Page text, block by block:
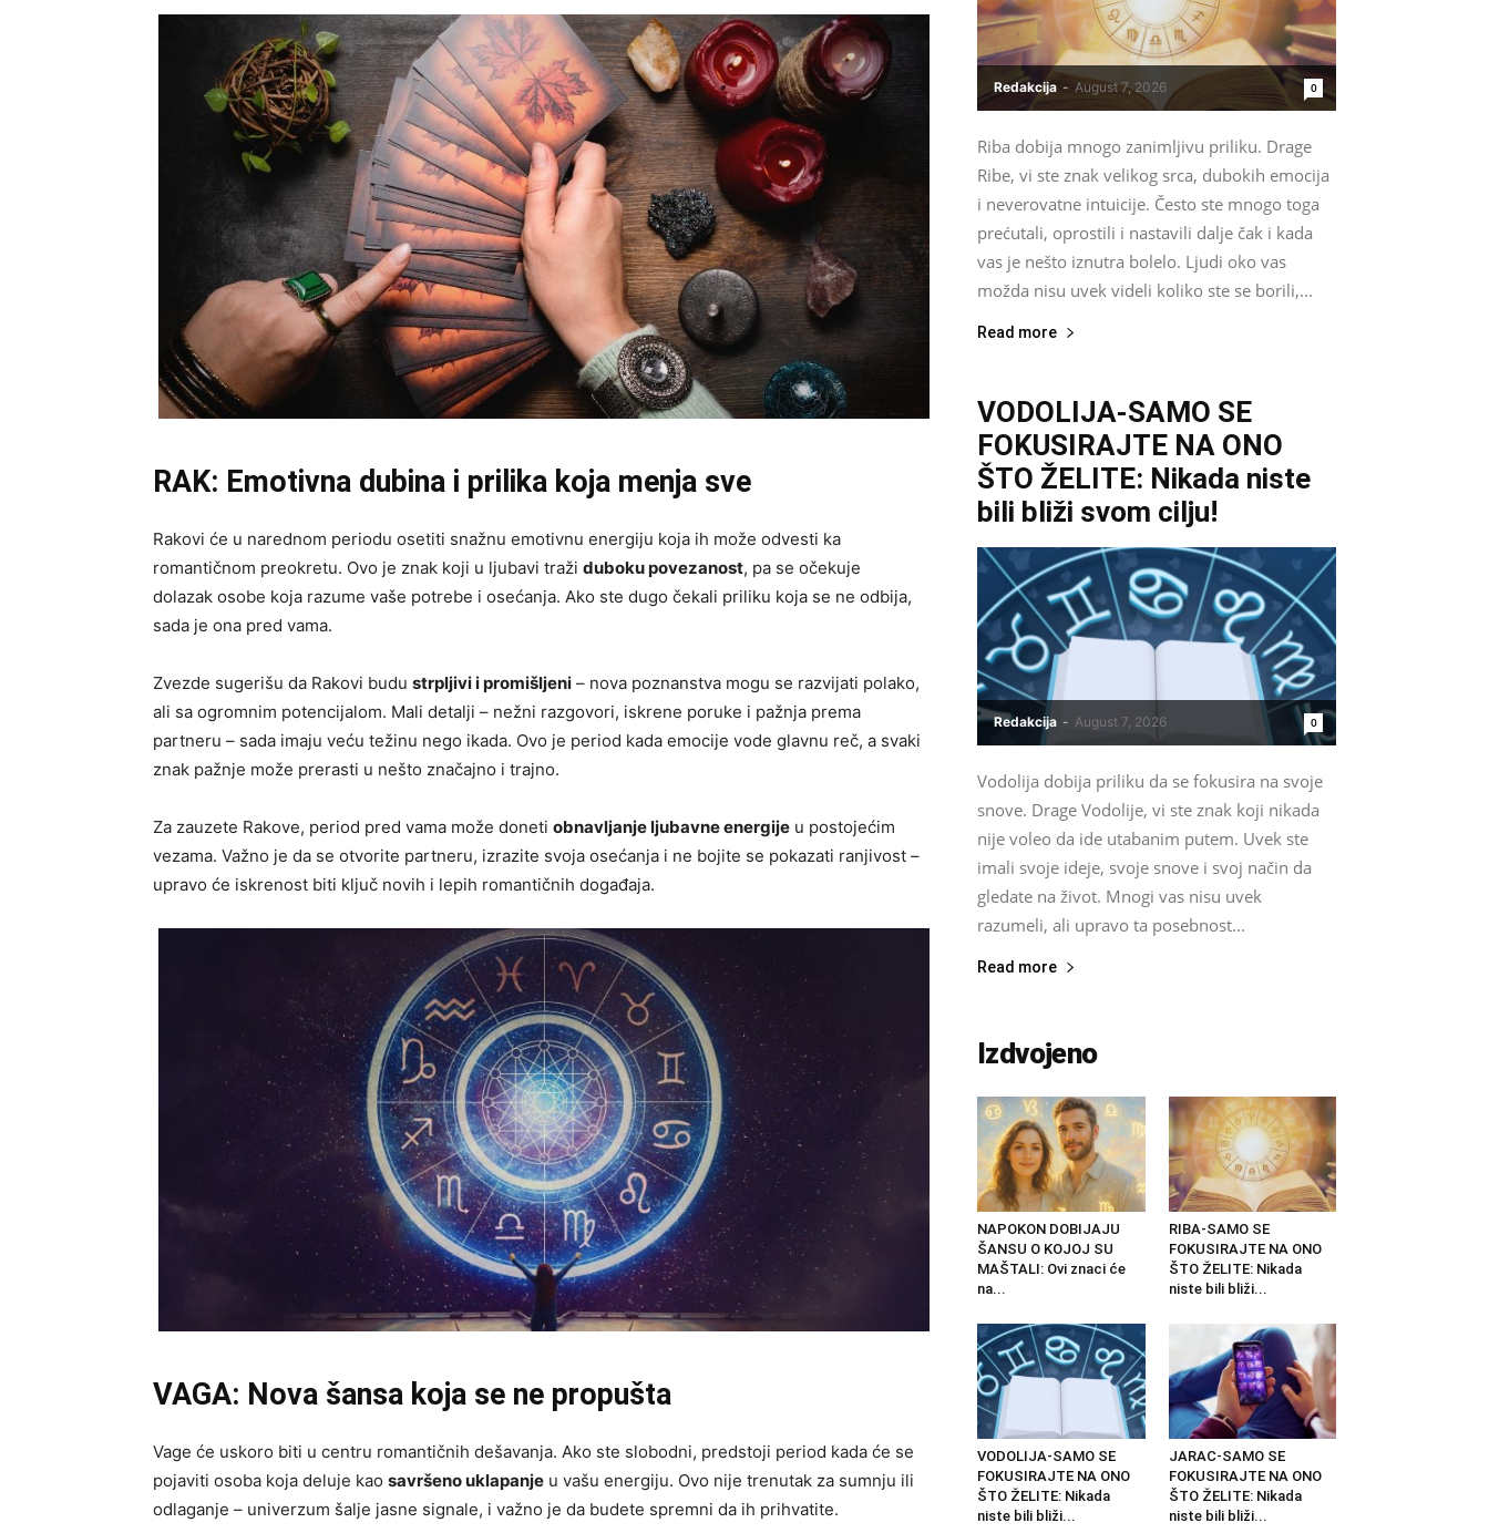
RAK: Emotivna dubina i prilika koja menja sve
Rakovi će u narednom periodu osetiti snažnu emotivnu energiju koja ih može odvesti ka
romantičnom preokretu. Ovo je znak koji u ljubavi traži duboku povezanost, pa se očekuje
dolazak osobe koja razume vaše potrebe i osećanja. Ako ste dugo čekali priliku koja se ne odbija,
sada je ona pred vama.
Zvezde sugerišu da Rakovi budu strpljivi i promišljeni – nova poznanstva mogu se razvijati polako,
ali sa ogromnim potencijalom. Mali detalji – nežni razgovori, iskrene poruke i pažnja prema
partneru – sada imaju veću težinu nego ikada. Ovo je period kada emocije vode glavnu reč, a svaki
znak pažnje može prerasti u nešto značajno i trajno.
Za zauzete Rakove, period pred vama može doneti obnavljanje ljubavne energije u postojećim
vezama. Važno je da se otvorite partneru, izrazite svoja osećanja i ne bojite se pokazati ranjivost –
upravo će iskrenost biti ključ novih i lepih romantičnih događaja.
VAGA: Nova šansa koja se ne propušta
Vage će uskoro biti u centru romantičnih dešavanja. Ako ste slobodni, predstoji period kada će se
pojaviti osoba koja deluje kao savršeno uklapanje u vašu energiju. Ovo nije trenutak za sumnju ili
odlaganje – univerzum šalje jasne signale, i važno je da budete spremni da ih prihvatite.
Redakcija - August 7, 2026 0
Riba dobija mnogo zanimljivu priliku. Drage
Ribe, vi ste znak velikog srca, dubokih emocija
i neverovatne intuicije. Često ste mnogo toga
prećutali, oprostili i nastavili dalje čak i kada
vas je nešto iznutra bolelo. Ljudi oko vas
možda nisu uvek videli koliko ste se borili,...
Read more
VODOLIJA-SAMO SE
FOKUSIRAJTE NA ONO
ŠTO ŽELITE: Nikada niste
bili bliži svom cilju!
Redakcija - August 7, 2026 0
Vodolija dobija priliku da se fokusira na svoje
snove. Drage Vodolije, vi ste znak koji nikada
nije voleo da ide utabanim putem. Uvek ste
imali svoje ideje, svoje snove i svoj način da
gledate na život. Mnogi vas nisu uvek
razumeli, ali upravo ta posebnost...
Read more
Izdvojeno
NAPOKON DOBIJAJU
ŠANSU O KOJOJ SU
MAŠTALI: Ovi znaci će
na...
RIBA-SAMO SE
FOKUSIRAJTE NA ONO
ŠTO ŽELITE: Nikada
niste bili bliži...
VODOLIJA-SAMO SE
FOKUSIRAJTE NA ONO
ŠTO ŽELITE: Nikada
niste bili bliži...
JARAC-SAMO SE
FOKUSIRAJTE NA ONO
ŠTO ŽELITE: Nikada
niste bili bliži...